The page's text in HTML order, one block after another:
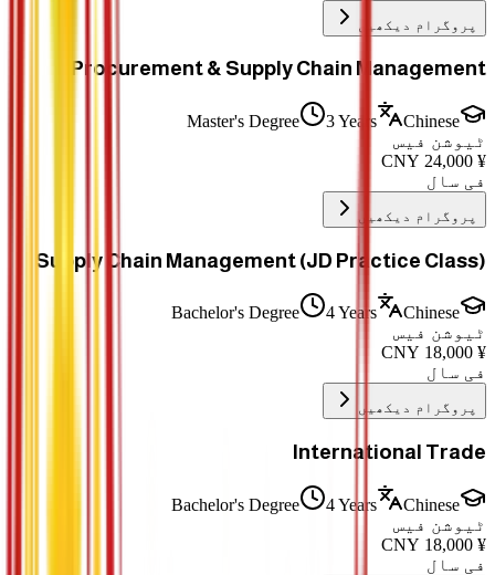
پروگرام دیکھیں
Procurement & Supply Chain Management
Master's Degree 3 Years
Chinese
ٹیوشن فیس
¥
24,000
فی سال
پروگرام دیکھیں
Supply Chain Management (JD Practice Class)
Bachelor's Degree 4 Years
Chinese
ٹیوشن فیس
¥
18,000
فی سال
پروگرام دیکھیں
International Trade
Bachelor's Degree 4 Years
Chinese
ٹیوشن فیس
¥
18,000
فی سال